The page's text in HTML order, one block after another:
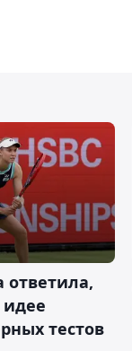
ответила,
идее
тестов